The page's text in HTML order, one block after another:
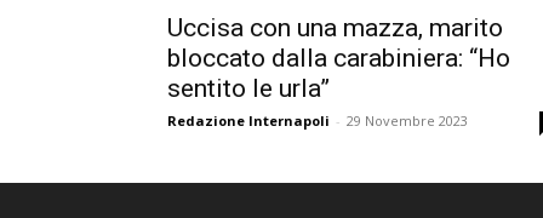
Uccisa con una mazza, marito
bloccato dalla carabiniera: “Ho
sentito le urla”
Redazione Internapoli - 29 Novembre 2023